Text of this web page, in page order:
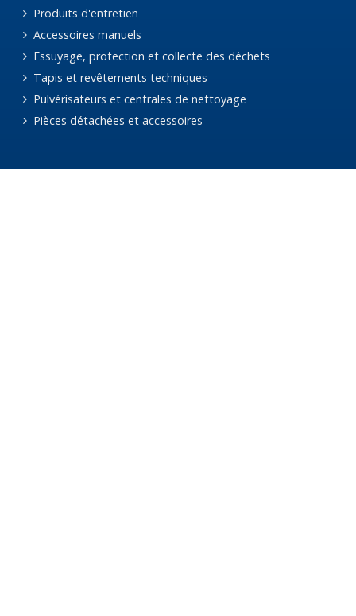
Produits d'entretien
Accessoires manuels
Essuyage, protection et collecte des déchets
Tapis et revêtements techniques
Pulvérisateurs et centrales de nettoyage
Pièces détachées et accessoires